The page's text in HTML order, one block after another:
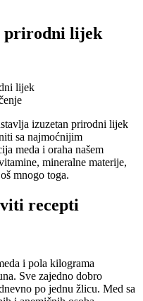
prirodni lijek
izuzetan prirodni lijek
sa najmoćnijim
meda i oraha našem
mineralne materije,
mnogo toga.
recepti
i pola kilograma
Sve zajedno dobro
po jednu žlicu. Med sa